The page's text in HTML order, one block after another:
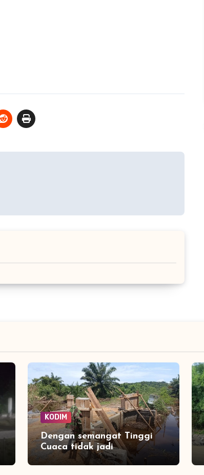
KODIM
Dengan semangat Tinggi
Cuaca tidak jadi
penghalang Demi tuntaskan
Jembatan Aramco Desa